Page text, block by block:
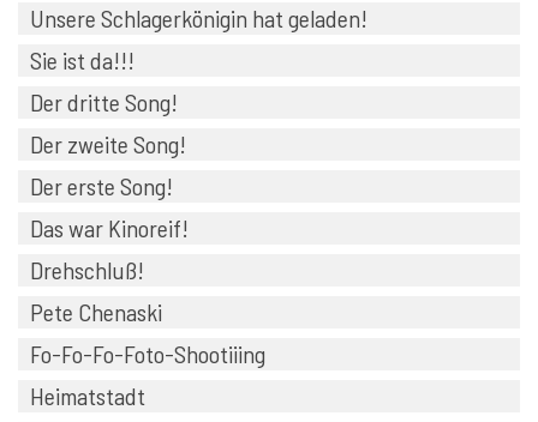
Unsere Schlagerkönigin hat geladen!
Sie ist da!!!
Der dritte Song!
Der zweite Song!
Der erste Song!
Das war Kinoreif!
Drehschluß!
Pete Chenaski
Fo-Fo-Fo-Foto-Shootiiing
Heimatstadt